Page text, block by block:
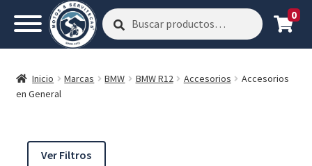
Buscar
por:
Buscar 0
Inicio Marcas BMW BMW R12 Accesorios
Accesorios
en General
Ver Filtros